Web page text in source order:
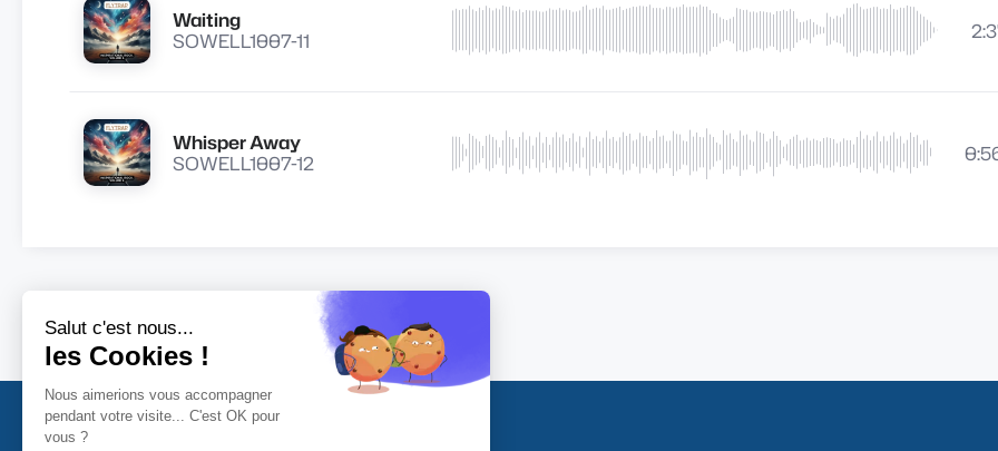
Lire
Waiting
SOWELL1007-11
Lire
Whisper Away
SOWELL1007-12